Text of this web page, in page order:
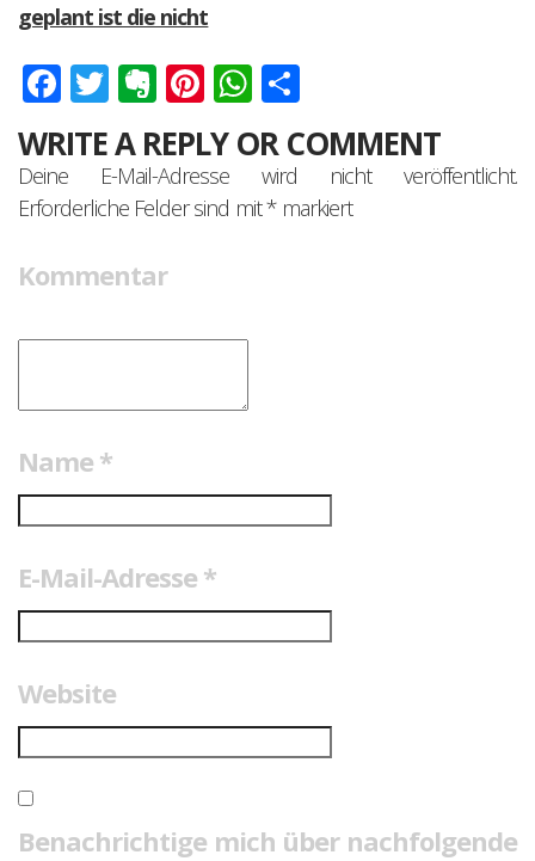
geplant ist die nicht
Facebook
Twitter
Evernote
Pinterest
WhatsApp
WRITE A REPLY OR COMMENT
Deine E-Mail-Adresse wird nicht veröffentlicht.
Erforderliche Felder sind mit*markiert
Kommentar
Name *
E-Mail-Adresse *
Website
Benachrichtige mich über nachfolgende